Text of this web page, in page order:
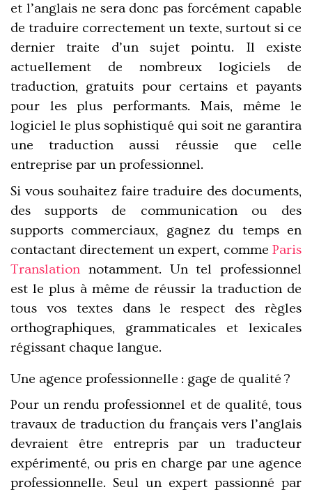
et l’anglais ne sera donc pas forcément capable
de traduire correctement un texte, surtout si ce
dernier traite d’un sujet pointu. Il existe
actuellement de nombreux logiciels de
traduction, gratuits pour certains et payants
pour les plus performants. Mais, même le
logiciel le plus sophistiqué qui soit ne garantira
une traduction aussi réussie que celle
entreprise par un professionnel.
Si vous souhaitez faire traduire des documents,
des supports de communication ou des
supports commerciaux, gagnez du temps en
contactant directement un expert, comme Paris
Translation notamment. Un tel professionnel
est le plus à même de réussir la traduction de
tous vos textes dans le respect des règles
orthographiques, grammaticales et lexicales
régissant chaque langue.
Une agence professionnelle : gage de qualité ?
Pour un rendu professionnel et de qualité, tous
travaux de traduction du français vers l’anglais
devraient être entrepris par un traducteur
expérimenté, ou pris en charge par une agence
professionnelle. Seul un expert passionné par